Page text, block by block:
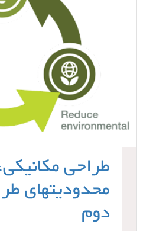
طراحی
محدودیتهای
دوم